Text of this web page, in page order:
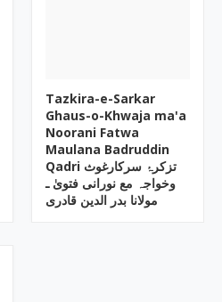
Tazkira-e-Sarkar
Ghaus-o-Khwaja ma'a
Noorani Fatwa
Maulana Badruddin
Qadri تزکرۂ سرکارغوث
وخواجہ مع نورانی فتویٰ ـ
مولانا بدر الدین قادری